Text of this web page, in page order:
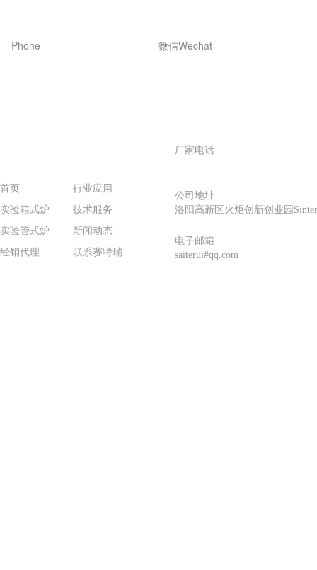
Phone 微信Wechat
首页
行业应用
实验箱式炉
技术服务
实验管式炉
新闻动态
经销代理
联系赛特瑞
厂家电话
公司地址
洛阳高新区火炬创新创业园
电子邮箱
saiterui#qq.com